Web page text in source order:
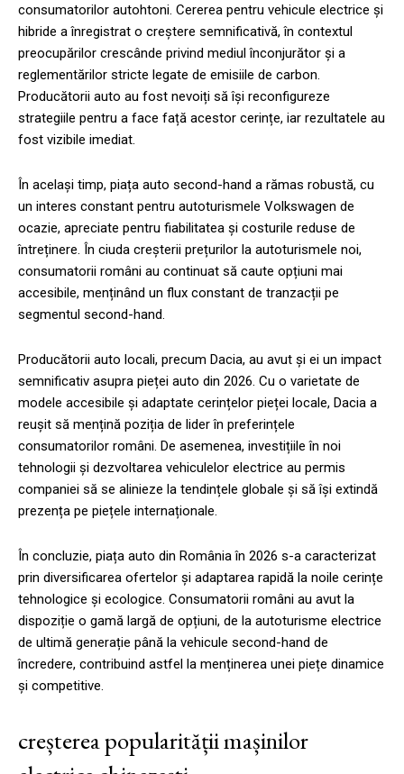
consumatorilor autohtoni. Cererea pentru vehicule electrice și
hibride a înregistrat o creștere semnificativă, în contextul
preocupărilor crescânde privind mediul înconjurător și a
reglementărilor stricte legate de emisiile de carbon.
Producătorii auto au fost nevoiți să își reconfigureze
strategiile pentru a face față acestor cerințe, iar rezultatele au
fost vizibile imediat.
În același timp, piața auto second-hand a rămas robustă, cu
un interes constant pentru autoturismele Volkswagen de
ocazie, apreciate pentru fiabilitatea și costurile reduse de
întreținere. În ciuda creșterii prețurilor la autoturismele noi,
consumatorii români au continuat să caute opțiuni mai
accesibile, menținând un flux constant de tranzacții pe
segmentul second-hand.
Producătorii auto locali, precum Dacia, au avut și ei un impact
semnificativ asupra pieței auto din 2026. Cu o varietate de
modele accesibile și adaptate cerințelor pieței locale, Dacia a
reușit să mențină poziția de lider în preferințele
consumatorilor români. De asemenea, investițiile în noi
tehnologii și dezvoltarea vehiculelor electrice au permis
companiei să se alinieze la tendințele globale și să își extindă
prezența pe piețele internaționale.
În concluzie, piața auto din România în 2026 s-a caracterizat
prin diversificarea ofertelor și adaptarea rapidă la noile cerințe
tehnologice și ecologice. Consumatorii români au avut la
dispoziție o gamă largă de opțiuni, de la autoturisme electrice
de ultimă generație până la vehicule second-hand de
încredere, contribuind astfel la menținerea unei piețe dinamice
și competitive.
creșterea popularității mașinilor